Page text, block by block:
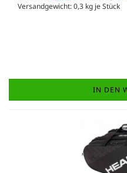
Versandgewicht:0,3 kg je Stück
IN DEN